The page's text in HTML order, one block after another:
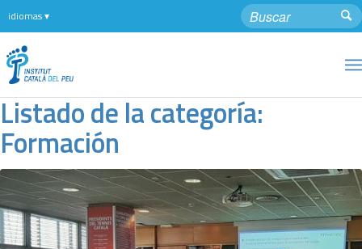
Listado de la categoría:
Formación